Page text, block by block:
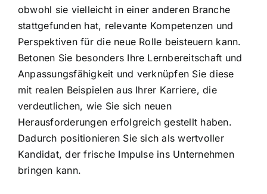
obwohl sie vielleicht in einer anderen Branche
stattgefunden hat, relevante Kompetenzen und
Perspektiven für die neue Rolle beisteuern kann.
Betonen Sie besonders Ihre Lernbereitschaft und
Anpassungsfähigkeit und verknüpfen Sie diese
mit realen Beispielen aus Ihrer Karriere, die
verdeutlichen, wie Sie sich neuen
Herausforderungen erfolgreich gestellt haben.
Dadurch positionieren Sie sich als wertvoller
Kandidat, der frische Impulse ins Unternehmen
bringen kann.